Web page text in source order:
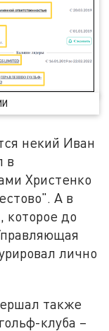
некий Иван
в
Христенко
А в
до
лично
также
клуба –